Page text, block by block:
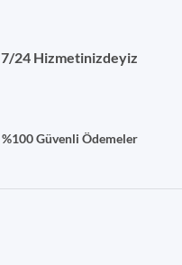
7/24 Hizmetinizdeyiz
%100 Güvenli Ödemeler